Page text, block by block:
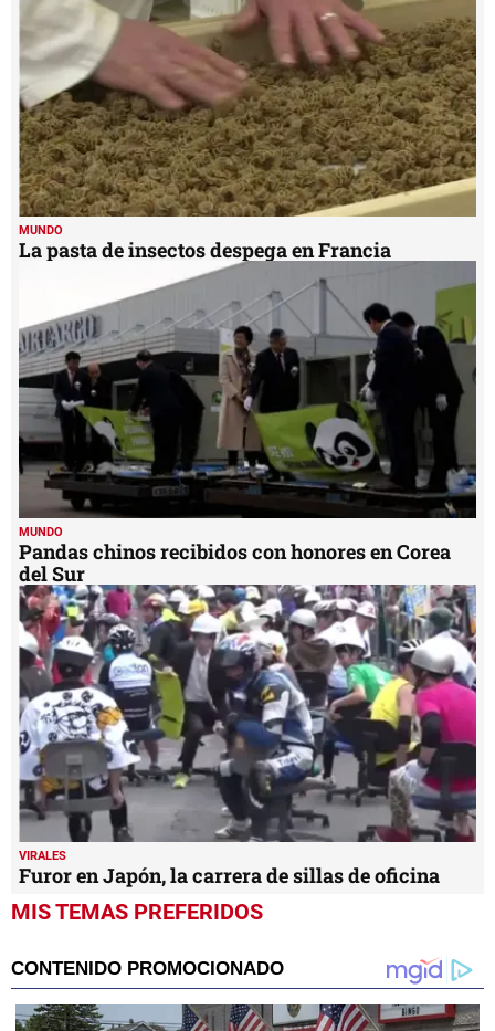
MUNDO
La pasta de insectos despega en Francia
MUNDO
Pandas chinos recibidos con honores en Corea
del Sur
VIRALES
Furor en Japón, la carrera de sillas de oficina
MIS TEMAS PREFERIDOS